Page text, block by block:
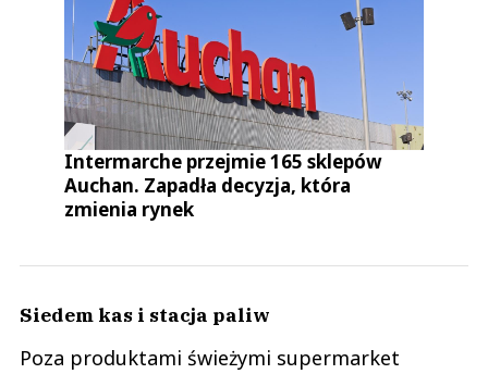
Intermarche przejmie 165 sklepów
Auchan. Zapadła decyzja, która
zmienia rynek
Siedem kas i stacja paliw
Poza produktami świeżymi supermarket